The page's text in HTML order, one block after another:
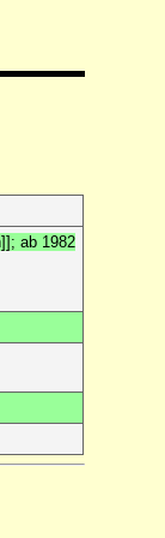
ab 1982